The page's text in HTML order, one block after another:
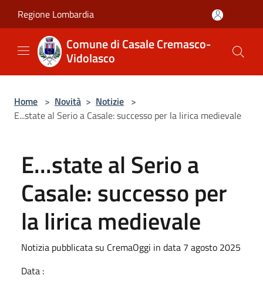
Regione Lombardia
Comune di Casale Cremasco-
Vidolasco
Home > Novità > Notizie >
E...state al Serio a Casale: successo per la lirica medievale
E...state al Serio a
Casale: successo per
la lirica medievale
Notizia pubblicata su CremaOggi in data 7 agosto 2025
Data :